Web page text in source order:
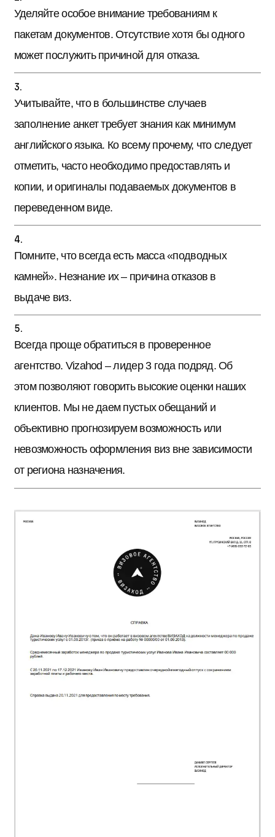
Уделяйте особое внимание требованиям к
пакетам документов. Отсутствие хотя бы одного
может послужить причиной для отказа.
Учитывайте, что в большинстве случаев
заполнение анкет требует знания как минимум
английского языка. Ко всему прочему, что следует
отметить, часто необходимо предоставлять и
копии, и оригиналы подаваемых документов в
переведенном виде.
Помните, что всегда есть масса «подводных
камней». Незнание их – причина отказов в
выдаче виз.
Всегда проще обратиться в проверенное
агентство. Vizahod – лидер 3 года подряд. Об
этом позволяют говорить высокие оценки наших
клиентов. Мы не даем пустых обещаний и
объективно прогнозируем возможность или
невозможность оформления виз вне зависимости
от региона назначения.